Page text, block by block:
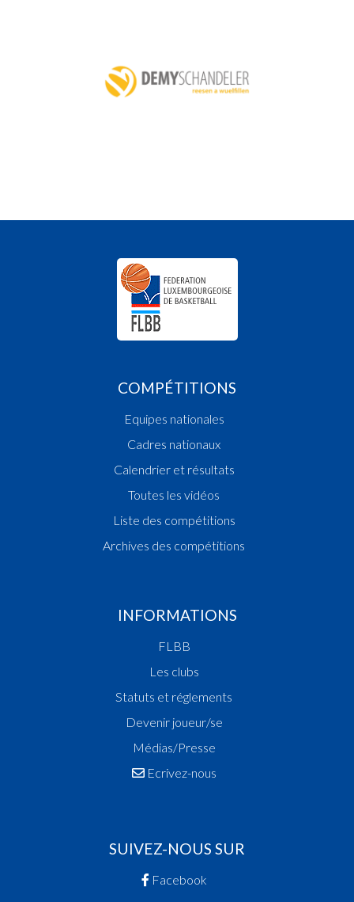
COMPÉTITIONS
Equipes nationales
Cadres nationaux
Calendrier et résultats
Toutes les vidéos
Liste des compétitions
Archives des compétitions
INFORMATIONS
FLBB
Les clubs
Statuts et réglements
Devenir joueur/se
Médias/Presse
Ecrivez-nous
SUIVEZ-NOUS SUR
Facebook